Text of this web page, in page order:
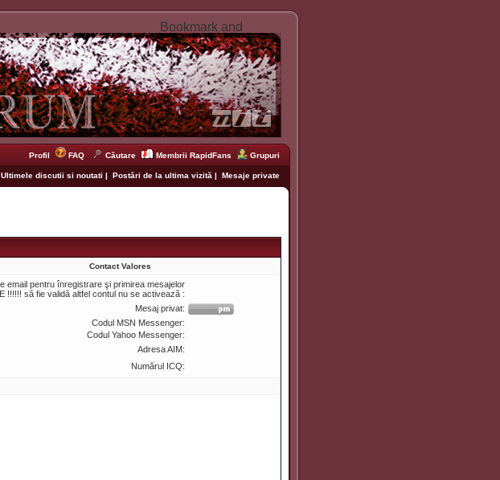
Profil FAQ Căutare Membrii RapidFans Grupuri
Ultimele discutii si noutati | Postări de la ultima vizită | Mesaje private
Contact Valores
email pentru înregistrare şi primirea mesajelor
!!!!!! să fie validă altfel contul nu se activează :
Mesaj privat:
Codul MSN Messenger:
Codul Yahoo Messenger:
Adresa AIM:
Numărul ICQ: